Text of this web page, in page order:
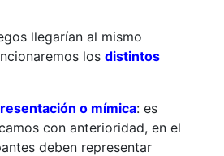
llegarían al mismo
los distintos
o mímica: es
con anterioridad, en el
deben representar